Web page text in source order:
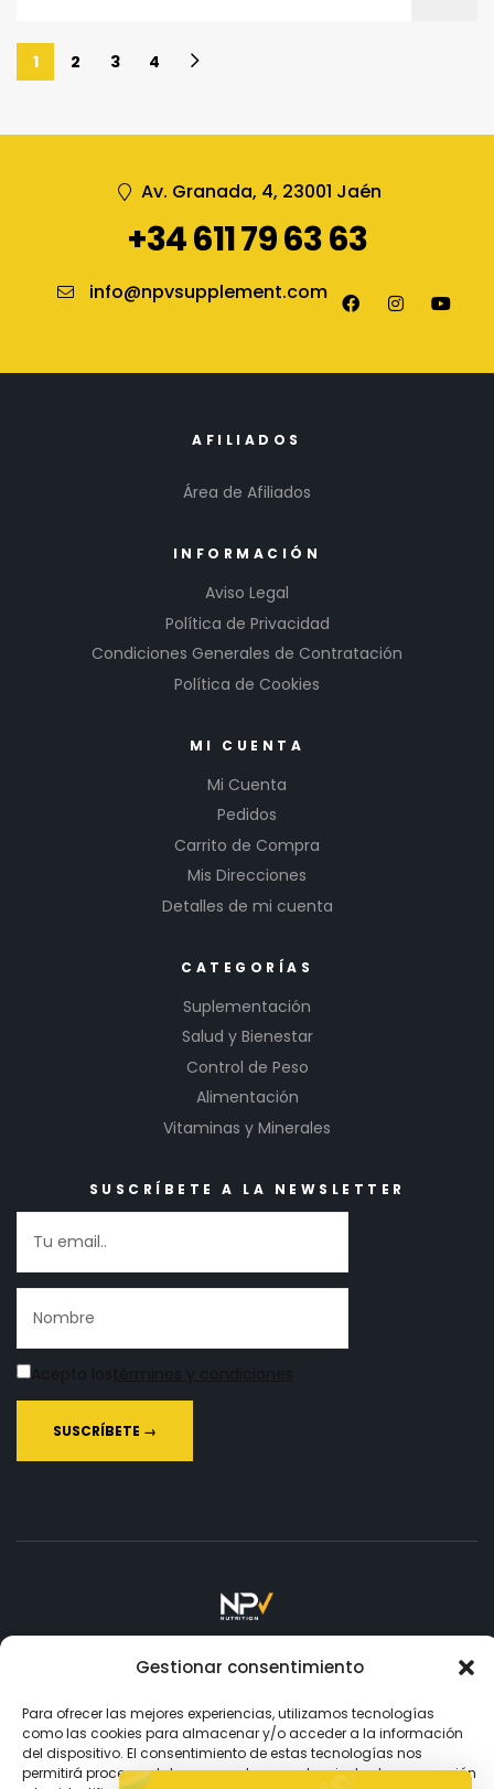
Gestionar consentimiento
Para ofrecer las mejores experiencias, utilizamos tecnologías
como las cookies para almacenar y/o acceder a la información
del dispositivo. El consentimiento de estas tecnologías nos
permitirá procesar datos como el comportamiento de navegación
1 2 3 4
Av. Granada, 4, 23001 Jaén
+34 611 79 63 63
info@npvsupplement.com
AFILIADOS
Área de Afiliados
INFORMACIÓN
Aviso Legal
Política de Privacidad
Condiciones Generales de Contratación
Política de Cookies
MI CUENTA
Mi Cuenta
Pedidos
Carrito de Compra
Mis Direcciones
Detalles de mi cuenta
CATEGORÍAS
Suplementación
Salud y Bienestar
Control de Peso
Alimentación
Vitaminas y Minerales
SUSCRÍBETE A LA NEWSLETTER
Aceptamos